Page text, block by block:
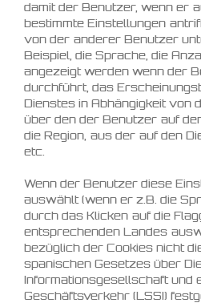
damit der Benutzer, wenn er
bestimmte Einstellungen
von der anderer Benutzer
Beispiel, die Sprache, die
angezeigt werden wenn der
durchführt, das
Dienstes in Abhängigkeit von
über den der Benutzer auf
die Region, aus der auf den
etc.
Wenn der Benutzer diese
auswählt (wenn er z.B. die
durch das Klicken auf die
entsprechenden Landes
bezüglich der Cookies nicht
spanischen Gesetzes über
Informationsgesellschaft und
Geschäftsverkehr (LSSI)